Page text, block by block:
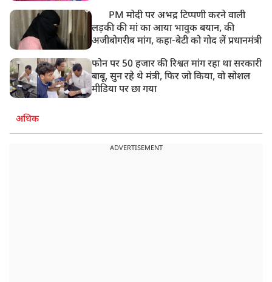
PM मोदी पर अभद्र टिप्पणी करने वाली
लड़की की मां का आया भावुक बयान, की
अजीबोगरीब मांग, कहा-बेटी को गोद लें प्रधानमंत्री
फोन पर 50 हजार की रिश्वत मांग रहा था सरकारी
बाबू, सुन रहे थे मंत्री, फिर जो किया, वो सोशल
मीडिया पर छा गया
अधिक
ADVERTISEMENT